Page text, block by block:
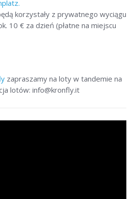
korzystały z prywatnego wyciągu
10 € za dzień (płatne na miejscu
zapraszamy na loty w tandemie na
lotów: info@kronfly.it